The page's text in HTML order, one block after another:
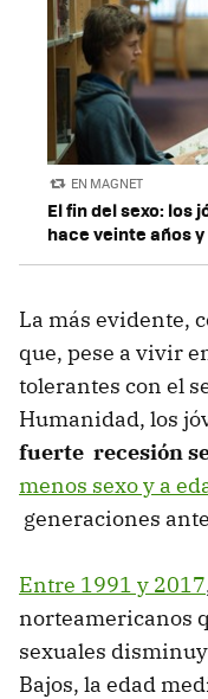
EN MAGNET
El fin del sexo: los
hace veinte años
La más evidente,
que, pese a vivir
tolerantes con el
Humanidad, los
fuerte recesión
menos sexo y a
generaciones
Entre 1991 y 2017
norteamericanos
sexuales
Bajos, la edad